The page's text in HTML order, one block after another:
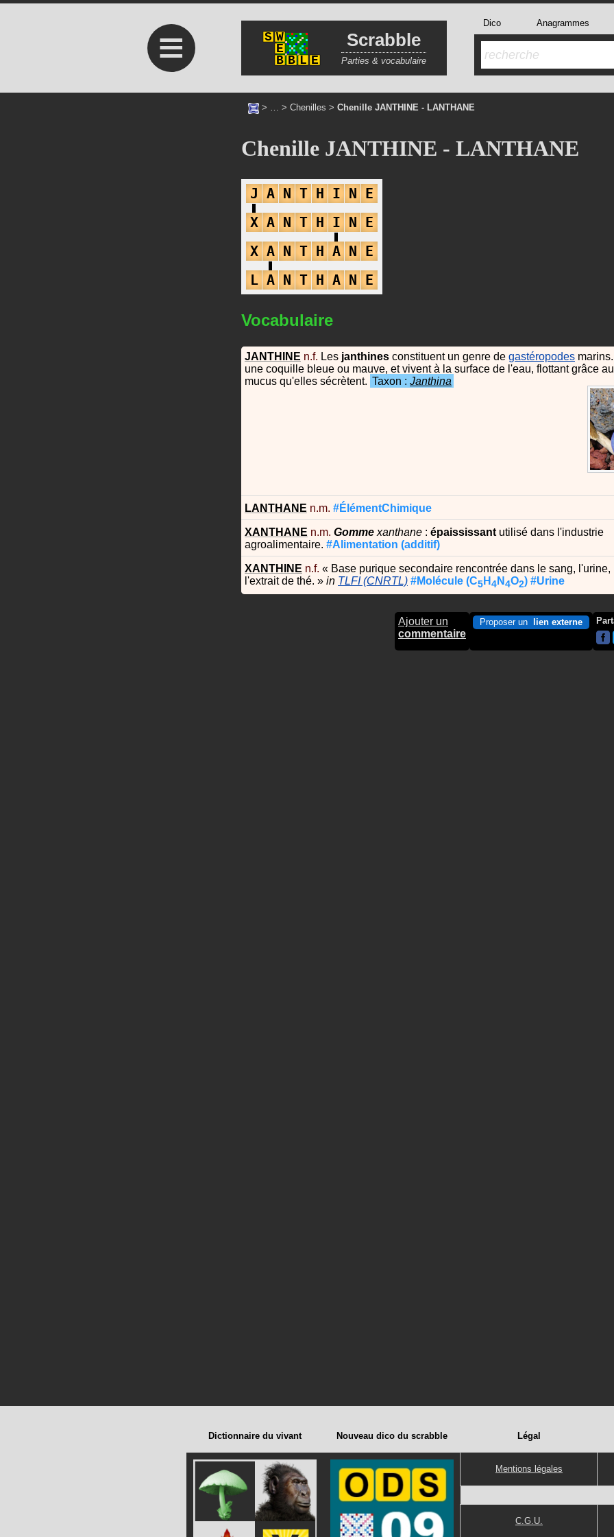
≡ Scrabble
Parties & vocabulaire
Dico Anagrammes
> … > Chenilles > Chenille JANTHINE - LANTHANE
Chenille JANTHINE - LANTHANE
J A N T H I N E
X A N T H I N E
X A N T H A N E
L A N T H A N E
Vocabulaire
JANTHINE n.f. Les janthines constituent un genre de gastéropodes
une coquille bleue ou mauve, et vivent à la surface de l'eau, flottant grâce
mucus qu'elles sécrètent. Taxon : Janthina
LANTHANE n.m. #ÉlémentChimique
XANTHANE n.m. Gomme xanthane : épaississant utilisé dans l'industrie
agroalimentaire. #Alimentation (additif)
XANTHINE n.f. « Base purique secondaire rencontrée dans le sang, l'urine,
l'extrait de thé. » in TLFI (CNRTL) #Molécule (C5H4N4O2) #Urine
Ajouter un
commentaire
Proposer un lien externe
Dictionnaire du vivant Nouveau dico du scrabble Légal
Mentions légales
C.G.U.